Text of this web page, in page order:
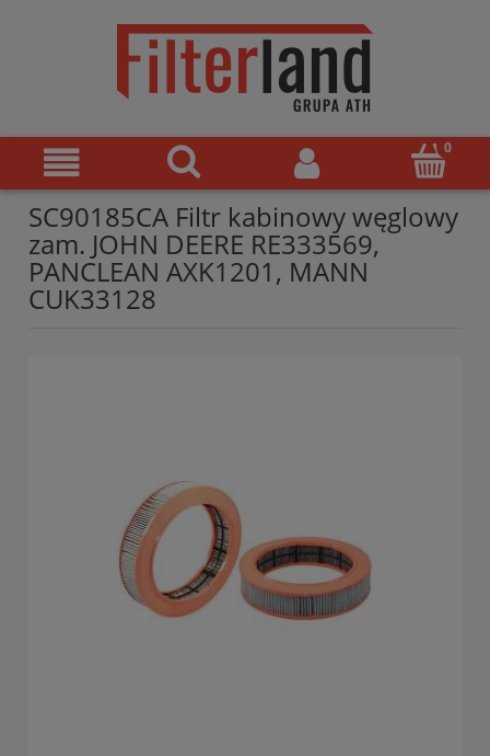
SC90185CA Filtr kabinowy węglowy
zam. JOHN DEERE RE333569,
PANCLEAN AXK1201, MANN
CUK33128